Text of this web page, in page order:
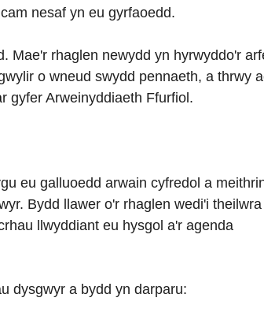
nesaf yn eu gyrfaoedd.
Mae'r rhaglen newydd yn hyrwyddo'r
o wneud swydd pennaeth, a thrwy
gyfer Arweinyddiaeth Ffurfiol.
eu galluoedd arwain cyfredol a
Bydd llawer o'r rhaglen wedi'i theilwra
llwyddiant eu hysgol a'r agenda
dysgwyr a bydd yn darparu: